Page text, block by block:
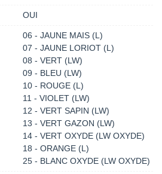
OUI
06 - JAUNE MAIS (L)
07 - JAUNE LORIOT (L)
08 - VERT (LW)
09 - BLEU (LW)
10 - ROUGE (L)
11 - VIOLET (LW)
12 - VERT SAPIN (LW)
13 - VERT GAZON (LW)
14 - VERT OXYDE (LW OXYDE)
18 - ORANGE (L)
25 - BLANC OXYDE (LW OXYDE)